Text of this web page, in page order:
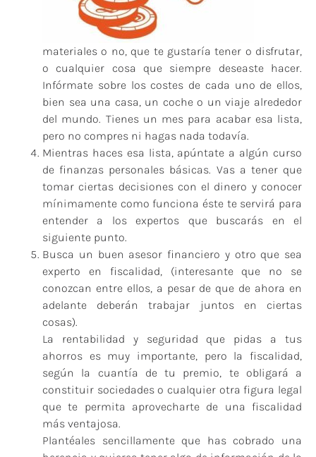
materiales o no, que te gustaría tener o disfrutar,
o cualquier cosa que siempre deseaste hacer.
Infórmate sobre los costes de cada uno de ellos,
bien sea una casa, un coche o un viaje alrededor
del mundo. Tienes un mes para acabar esa lista,
pero no compres ni hagas nada todavía.
Mientras haces esa lista, apúntate a algún curso
de finanzas personales básicas. Vas a tener que
tomar ciertas decisiones con el dinero y conocer
mínimamente como funciona éste te servirá para
entender a los expertos que buscarás en el
siguiente punto.
Busca un buen asesor financiero y otro que sea
experto en fiscalidad, (interesante que no se
conozcan entre ellos, a pesar de que de ahora en
adelante deberán trabajar juntos en ciertas
cosas).
La rentabilidad y seguridad que pidas a tus
ahorros es muy importante, pero la fiscalidad,
según la cuantía de tu premio, te obligará a
constituir sociedades o cualquier otra figura legal
que te permita aprovecharte de una fiscalidad
más ventajosa.
Plantéales sencillamente que has cobrado una